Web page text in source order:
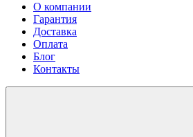
О компании
Гарантия
Доставка
Оплата
Блог
Контакты